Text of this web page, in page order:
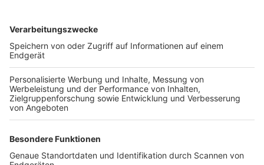
TOP-VEREINE
TOP-PARTNER